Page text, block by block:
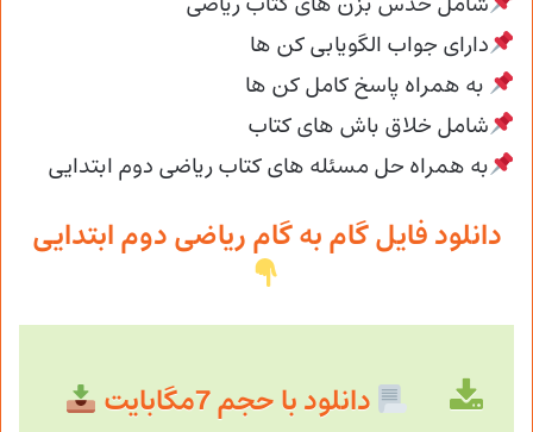
دارای جواب الگویابی کن ها
به همراه پاسخ کامل کن ها
شامل خلاق باش های کتاب
به همراه حل مسئله های کتاب ریاضی دوم ابتدایی
دانلود فایل گام به گام ریاضی دوم ابتدایی
دانلود با حجم 7مگابایت